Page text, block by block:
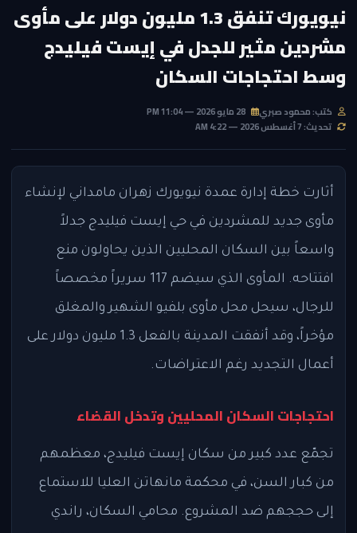
نيويورك تنفق 1.3 مليون دولار على مأوى
مشردين مثير للجدل في إيست فيليدج
وسط احتجاجات السكان
كتب: محمود صبري
تحديث: 7 أغسطس 2026 — 4:22 AM
أثارت خطة إدارة عمدة نيويورك زهران مامداني لإنشاء
مأوى جديد للمشردين في حي إيست فيليدج جدلاً
واسعاً بين السكان المحليين الذين يحاولون منع
افتتاحه. المأوى الذي سيضم 117 سريراً مخصصاً
للرجال، سيحل محل مأوى بلفيو الشهير والمغلق
مؤخراً، وقد أنفقت المدينة بالفعل 1.3 مليون دولار على
أعمال التجديد رغم الاعتراضات.
احتجاجات السكان المحليين وتدخل القضاء
تجمّع عدد كبير من سكان إيست فيليدج، معظمهم
من كبار السن، في محكمة مانهاتن العليا للاستماع
إلى حججهم ضد المشروع. محامي السكان، راندي